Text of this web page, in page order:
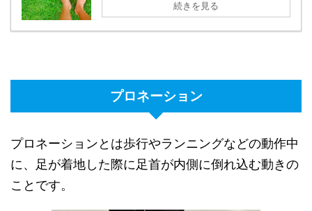
続きを見る
プロネーション
プロネーションとは歩行やランニングなどの動作中
に、足が着地した際に足首が内側に倒れ込む動きの
ことです。